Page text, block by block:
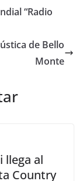
“Radio
de Bello
Monte
llega al
Country